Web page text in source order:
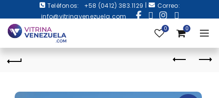
Teléfonos: +58 (0412) 383.1129 |
Correo:
info@vitrinavenezuela.com
0 0